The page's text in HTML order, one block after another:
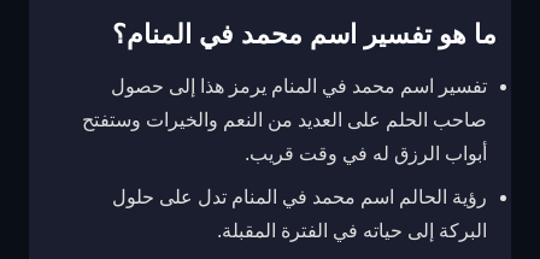
ما هو تفسير اسم محمد في المنام؟
تفسير اسم محمد في المنام يرمز هذا إلى حصول
صاحب الحلم على العديد من النعم والخيرات وستفتح
أبواب الرزق له في وقت قريب.
رؤية الحالم اسم محمد في المنام تدل على حلول
البركة إلى حياته في الفترة المقبلة.